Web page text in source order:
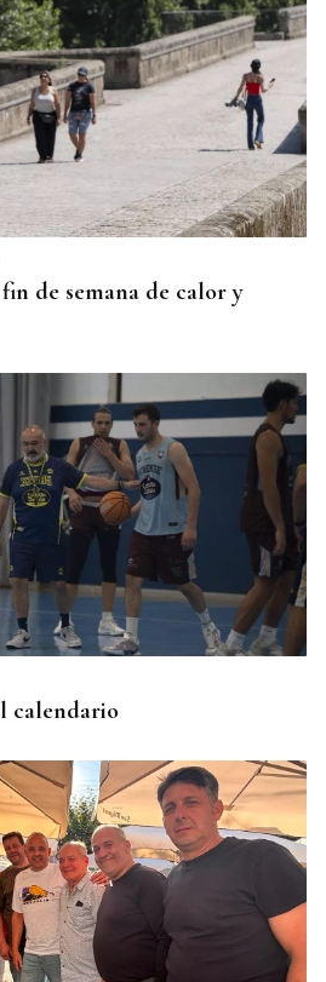
roza el podio del
de Ajedrez
de semana de calor y
calendario